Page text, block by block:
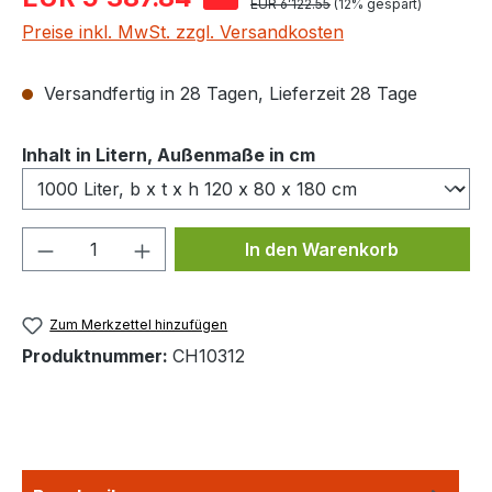
EUR 6’122.55 (12% gespart)
Preise inkl. MwSt. zzgl. Versandkosten
Versandfertig in 28 Tagen, Lieferzeit 28 Tage
Inhalt in Litern, Außenmaße in cmauswählen
Produkt Anzahl: Gib denIn den Warenkorb
Zum Merkzettel hinzufügen
Produktnummer: CH10312